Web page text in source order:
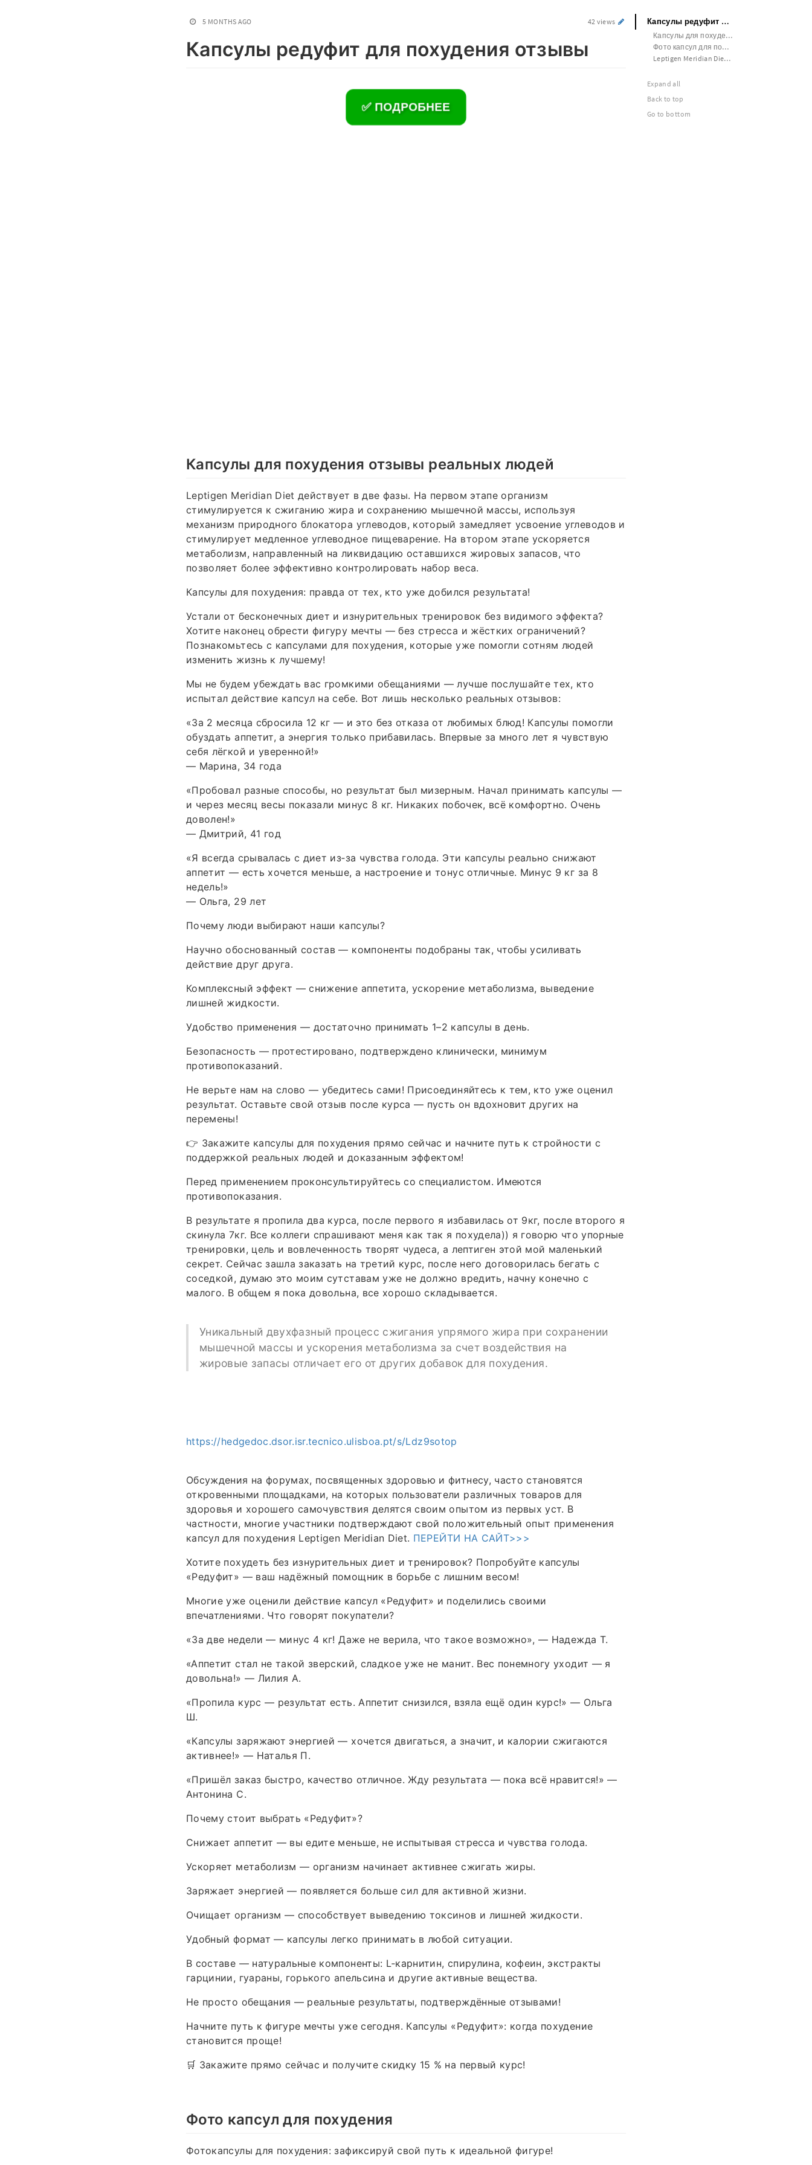
5 MONTHS AGO 42 views
Капсулы редуфит для похудения отзывы
✅ ПОДРОБНЕЕ
Капсулы для похудения отзывы реальных людей
Leptigen Meridian Diеt действует в две фазы. На первом этапе организм
стимулируется к сжиганию жира и сохранению мышечной массы, используя
механизм природного блокатора углеводов, который замедляет усвоение углеводов и
стимулирует медленное углеводное пищеварение. На втором этапе ускоряется
метаболизм, направленный на ликвидацию оставшихся жировых запасов, что
позволяет более эффективно контролировать набор веса.
Капсулы для похудения: правда от тех, кто уже добился результата!
Устали от бесконечных диет и изнурительных тренировок без видимого эффекта?
Хотите наконец обрести фигуру мечты — без стресса и жёстких ограничений?
Познакомьтесь с капсулами для похудения, которые уже помогли сотням людей
изменить жизнь к лучшему!
Мы не будем убеждать вас громкими обещаниями — лучше послушайте тех, кто
испытал действие капсул на себе. Вот лишь несколько реальных отзывов:
«За 2 месяца сбросила 12 кг — и это без отказа от любимых блюд! Капсулы помогли
обуздать аппетит, а энергия только прибавилась. Впервые за много лет я чувствую
себя лёгкой и уверенной!»
— Марина, 34 года
«Пробовал разные способы, но результат был мизерным. Начал принимать капсулы —
и через месяц весы показали минус 8 кг. Никаких побочек, всё комфортно. Очень
доволен!»
— Дмитрий, 41 год
«Я всегда срывалась с диет из‑за чувства голода. Эти капсулы реально снижают
аппетит — есть хочется меньше, а настроение и тонус отличные. Минус 9 кг за 8
недель!»
— Ольга, 29 лет
Почему люди выбирают наши капсулы?
Научно обоснованный состав — компоненты подобраны так, чтобы усиливать
действие друг друга.
Комплексный эффект — снижение аппетита, ускорение метаболизма, выведение
лишней жидкости.
Удобство применения — достаточно принимать 1–2 капсулы в день.
Безопасность — протестировано, подтверждено клинически, минимум
противопоказаний.
Не верьте нам на слово — убедитесь сами! Присоединяйтесь к тем, кто уже оценил
результат. Оставьте свой отзыв после курса — пусть он вдохновит других на
перемены!
👉 Закажите капсулы для похудения прямо сейчас и начните путь к стройности с
поддержкой реальных людей и доказанным эффектом!
Перед применением проконсультируйтесь со специалистом. Имеются
противопоказания.
В результате я пропила два курса, после первого я избавилась от 9кг, после второго я
скинула 7кг. Все коллеги спрашивают меня как так я похудела)) я говорю что упорные
тренировки, цель и вовлеченность творят чудеса, а лептиген этой мой маленький
секрет. Сейчас зашла заказать на третий курс, после него договорилась бегать с
соседкой, думаю это моим сутставам уже не должно вредить, начну конечно с
малого. В общем я пока довольна, все хорошо складывается.
Уникальный двухфазный процесс сжигания упрямого жира при сохранении
мышечной массы и ускорения метаболизма за счет воздействия на
жировые запасы отличает его от других добавок для похудения.
https://hedgedoc.dsor.isr.tecnico.ulisboa.pt/s/Ldz9sotop
Обсуждения на форумах, посвященных здоровью и фитнесу, часто становятся
откровенными площадками, на которых пользователи различных товаров для
здоровья и хорошего самочувствия делятся своим опытом из первых уст. В
частности, многие участники подтверждают свой положительный опыт применения
капсул для похудения Leptigen Meridian Diеt. ПЕРЕЙТИ НА САЙТ>>>
Хотите похудеть без изнурительных диет и тренировок? Попробуйте капсулы
«Редуфит» — ваш надёжный помощник в борьбе с лишним весом!
Многие уже оценили действие капсул «Редуфит» и поделились своими
впечатлениями. Что говорят покупатели?
«За две недели — минус 4 кг! Даже не верила, что такое возможно», — Надежда Т.
«Аппетит стал не такой зверский, сладкое уже не манит. Вес понемногу уходит — я
довольна!» — Лилия А.
«Пропила курс — результат есть. Аппетит снизился, взяла ещё один курс!» — Ольга
Ш.
«Капсулы заряжают энергией — хочется двигаться, а значит, и калории сжигаются
активнее!» — Наталья П.
«Пришёл заказ быстро, качество отличное. Жду результата — пока всё нравится!» —
Антонина С.
Почему стоит выбрать «Редуфит»?
Снижает аппетит — вы едите меньше, не испытывая стресса и чувства голода.
Ускоряет метаболизм — организм начинает активнее сжигать жиры.
Заряжает энергией — появляется больше сил для активной жизни.
Очищает организм — способствует выведению токсинов и лишней жидкости.
Удобный формат — капсулы легко принимать в любой ситуации.
В составе — натуральные компоненты: L‑карнитин, спирулина, кофеин, экстракты
гарцинии, гуараны, горького апельсина и другие активные вещества.
Не просто обещания — реальные результаты, подтверждённые отзывами!
Начните путь к фигуре мечты уже сегодня. Капсулы «Редуфит»: когда похудение
становится проще!
🛒 Закажите прямо сейчас и получите скидку 15 % на первый курс!
Фото капсул для похудения
Фотокапсулы для похудения: зафиксируй свой путь к идеальной фигуре!
Капсулы редуфит для похудения отзывы
Капсулы для похудения отзывы реальных людей
Фото капсул для похудения
Leptigen Meridian Diet купить в Санкт-Петербурге
Expand all
Back to top
Go to bottom